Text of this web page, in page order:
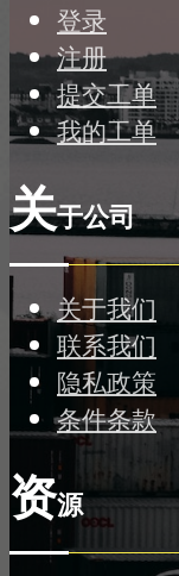
登录
注册
提交工单
我的工单
关于公司
关于我们
联系我们
隐私政策
条件条款
资源